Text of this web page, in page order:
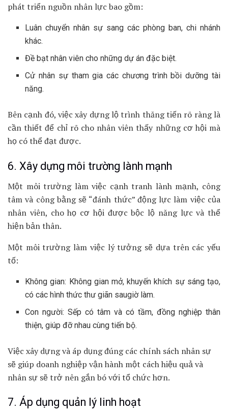
phát triển nguồn nhân lực bao gồm:
Luân chuyển nhân sự sang các phòng ban, chi nhánh
khác.
Đề bạt nhân viên cho những dự án đặc biệt.
Cử nhân sự tham gia các chương trình bồi dưỡng tài
năng.
Bên cạnh đó, việc xây dựng lộ trình thăng tiến rõ ràng là
cần thiết để chỉ rõ cho nhân viên thấy những cơ hội mà
họ có thể đạt được.
6. Xây dựng môi trường lành mạnh
Một môi trường làm việc cạnh tranh lành mạnh, công
tâm và công bằng sẽ “đánh thức” động lực làm việc của
nhân viên, cho họ cơ hội được bộc lộ năng lực và thể
hiện bản thân.
Một môi trường làm việc lý tưởng sẽ dựa trên các yếu
tố:
Không gian: Không gian mở, khuyến khích sự sáng tạo,
có các hình thức thư giãn saugiờ làm.
Con người: Sếp có tâm và có tầm, đồng nghiệp thân
thiện, giúp đỡ nhau cùng tiến bộ.
Việc xây dựng và áp dụng đúng các chính sách nhân sự
sẽ giúp doanh nghiệp vận hành một cách hiệu quả và
nhân sự sẽ trở nên gắn bó với tổ chức hơn.
7. Áp dụng quản lý linh hoạt